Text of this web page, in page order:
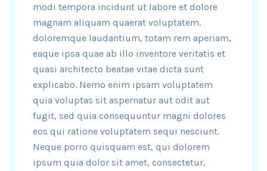
modi tempora incidunt ut labore et dolore
magnam aliquam quaerat voluptatem.
doloremque laudantium, totam rem aperiam,
eaque ipsa quae ab illo inventore veritatis et
quasi architecto beatae vitae dicta sunt
explicabo. Nemo enim ipsam voluptatem
quia voluptas sit aspernatur aut odit aut
fugit, sed quia consequuntur magni dolores
eos qui ratione voluptatem sequi nesciunt.
Neque porro quisquam est, qui dolorem
ipsum quia dolor sit amet, consectetur,